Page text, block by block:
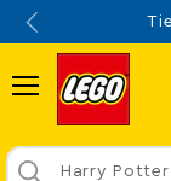
Envío
Menú
Harry Potter